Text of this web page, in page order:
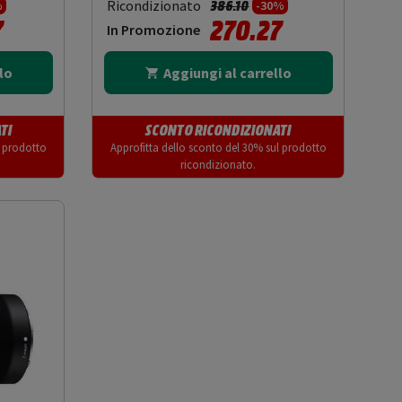
da
prodotto
Ricondizionato Prezzo ridotto da
386.10a -30%
In Promozione 270.27
Aggiungi al carrello
SCONTO RICONDIZIONATI
Approfitta dello sconto del 30% sul prodotto
ricondizionato.